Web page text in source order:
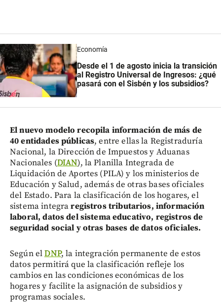
Economía
Desde el 1 de agosto inicia la transición
al Registro Universal de Ingresos: ¿qué
pasará con el Sisbén y los subsidios?
El nuevo modelo recopila información de más de
40 entidades públicas, entre ellas la Registraduría
Nacional, la Dirección de Impuestos y Aduanas
Nacionales (DIAN), la Planilla Integrada de
Liquidación de Aportes (PILA) y los ministerios de
Educación y Salud, además de otras bases oficiales
del Estado. Para la clasificación de los hogares, el
sistema integraregistros tributarios, información
laboral, datos del sistema educativo, registros de
seguridad social y otras bases de datos oficiales.
Según elDNP, la integración permanente de estos
datos permitirá que la clasificación refleje los
cambios en las condiciones económicas de los
hogares y facilite la asignación de subsidios y
programas sociales.